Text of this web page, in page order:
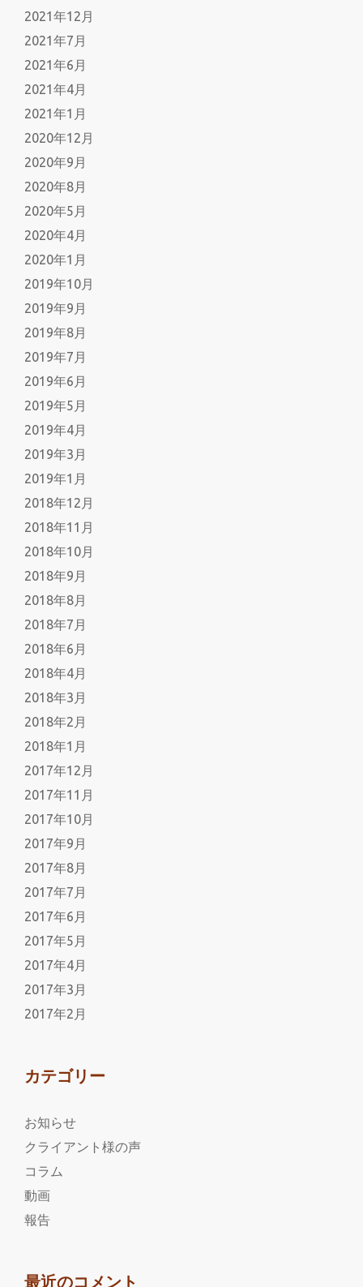
2021年12月
2021年7月
2021年6月
2021年4月
2021年1月
2020年12月
2020年9月
2020年8月
2020年5月
2020年4月
2020年1月
2019年10月
2019年9月
2019年8月
2019年7月
2019年6月
2019年5月
2019年4月
2019年3月
2019年1月
2018年12月
2018年11月
2018年10月
2018年9月
2018年8月
2018年7月
2018年6月
2018年4月
2018年3月
2018年2月
2018年1月
2017年12月
2017年11月
2017年10月
2017年9月
2017年8月
2017年7月
2017年6月
2017年5月
2017年4月
2017年3月
2017年2月
カテゴリー
お知らせ
クライアント様の声
コラム
動画
報告
最近のコメント